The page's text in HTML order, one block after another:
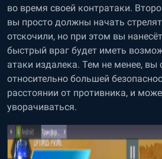
во время своей контратаки.
вы просто должны начать
отскочили, но при этом вы
быстрый враг будет иметь
атаки издалека. Тем не менее, вы
относительно большей
расстоянии от противника, и
уворачиваться.